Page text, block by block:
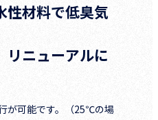
性材料で低臭気
リニューアルに
が可能です。（25℃の場